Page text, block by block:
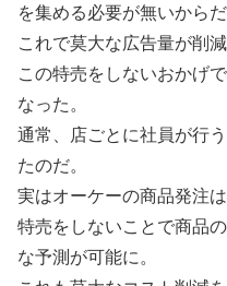
を集める必要が無いからだ
これで莫大な広告量が削減
この特売をしないおかげ
なった。
通常、店ごとに社員が行
たのだ。
実はオーケーの商品発注
特売をしないことで商品
な予測が可能に。